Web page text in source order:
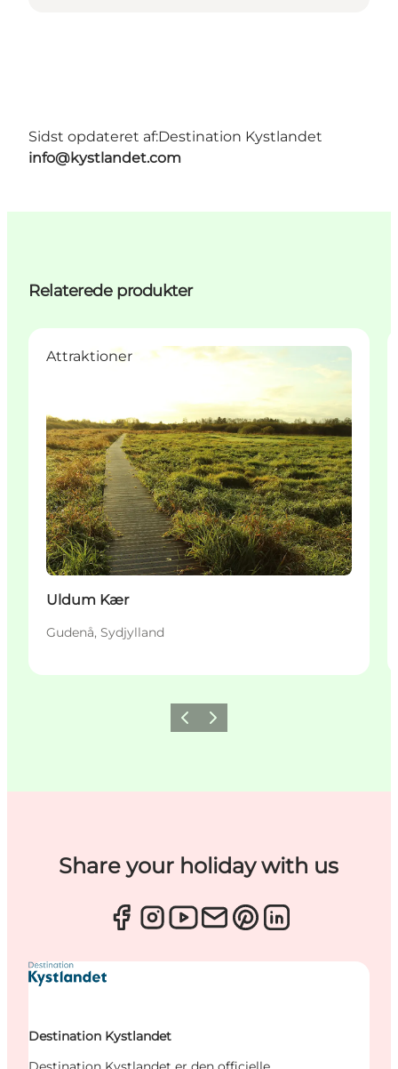
Sidst opdateret af:Destination Kystlandet
info@kystlandet.com
Relaterede produkter
Attraktioner
Uldum Kær
Gudenå, Sydjylland
ForrigeNæste
Share your holiday with us
Destination Kystlandet